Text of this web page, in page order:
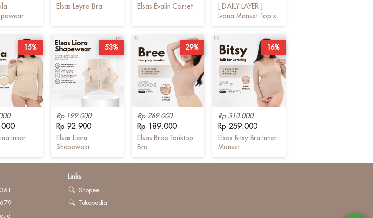
Elsas Leyna Bra Elsas Evalin Corset
[ DAILY LAYER ]
Ivona Manset Top x
Inner
15%
Rp 199.000
Rp 92.900
Elsas Liora
Shapewear
53%
Rp 269.000
Rp 189.000
Elsas Bree Tanktop
Bra
29%
Rp 310.000
Rp 259.000
Elsas Bitsy Bra Inner
Manset
16%
Links
Shopee
Tokopedia